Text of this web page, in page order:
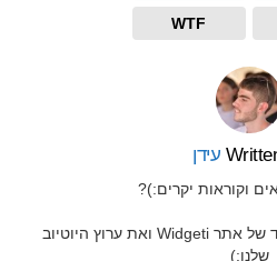
WTF
עידן
וקוראות יקרים:)?
אני עידן ואני המנהל והמייסד של אתר Widgeti ואת ערוץ היוטיוב
שלנו:)